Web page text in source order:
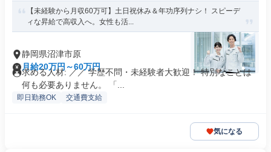
【未経験から月収60万可】土日祝休み＆年功序列ナシ！ スピーデ
ィな昇給で高収入へ。女性も活...
静岡県沼津市原
月給20万円～60万円
求める人材: ／／ 学歴不問・未経験者大歓迎！ 特別なことは
何も必要ありません。 「...
即日勤務OK 交通費支給
気になる